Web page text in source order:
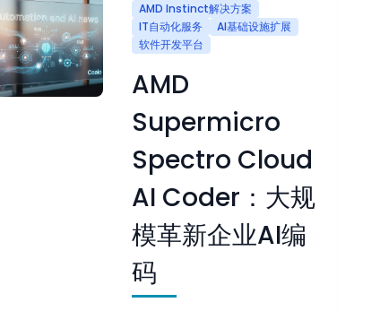
AMD Instinct解决方案
IT自动化服务
AI基础设施扩展
软件开发平台
AMD
Supermicro
Spectro Cloud
AI Coder：大规
模革新企业AI编
码